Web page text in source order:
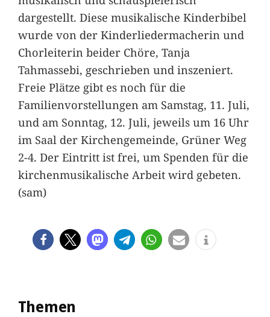
dargestellt. Diese musikalische Kinderbibel
wurde von der Kinderliedermacherin und
Chorleiterin beider Chöre, Tanja
Tahmassebi, geschrieben und inszeniert.
Freie Plätze gibt es noch für die
Familienvorstellungen am Samstag, 11. Juli,
und am Sonntag, 12. Juli, jeweils um 16 Uhr
im Saal der Kirchengemeinde, Grüner Weg
2-4. Der Eintritt ist frei, um Spenden für die
kirchenmusikalische Arbeit wird gebeten.
(sam)
Themen